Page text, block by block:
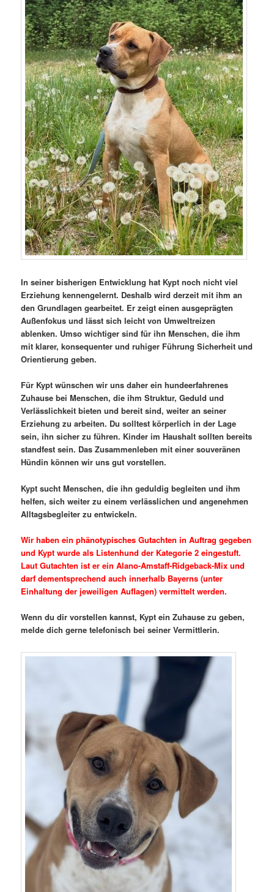
In seiner bisherigen Entwicklung hat Kypt noch nicht viel
Erziehung kennengelernt. Deshalb wird derzeit mit ihm an
den Grundlagen gearbeitet. Er zeigt einen ausgeprägten
Außenfokus und lässt sich leicht von Umweltreizen
ablenken. Umso wichtiger sind für ihn Menschen, die ihm
mit klarer, konsequenter und ruhiger Führung Sicherheit und
Orientierung geben.
Für Kypt wünschen wir uns daher ein hundeerfahrenes
Zuhause bei Menschen, die ihm Struktur, Geduld und
Verlässlichkeit bieten und bereit sind, weiter an seiner
Erziehung zu arbeiten. Du solltest körperlich in der Lage
sein, ihn sicher zu führen. Kinder im Haushalt sollten bereits
standfest sein. Das Zusammenleben mit einer souveränen
Hündin können wir uns gut vorstellen.
Kypt sucht Menschen, die ihn geduldig begleiten und ihm
helfen, sich weiter zu einem verlässlichen und angenehmen
Alltagsbegleiter zu entwickeln.
Wir haben ein phänotypisches Gutachten in Auftrag gegeben
und Kypt wurde als Listenhund der Kategorie 2 eingestuft.
Laut Gutachten ist er ein Alano-Amstaff-Ridgeback-Mix und
darf dementsprechend auch innerhalb Bayerns (unter
Einhaltung der jeweiligen Auflagen) vermittelt werden.
Wenn du dir vorstellen kannst, Kypt ein Zuhause zu geben,
melde dich gerne telefonisch bei seiner Vermittlerin.